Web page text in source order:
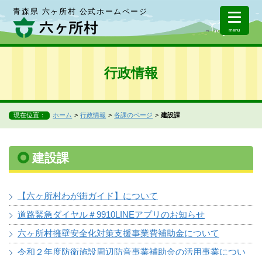
青森県 六ヶ所村 公式ホームページ
menu
行政情報
現在位置： ホーム 行政情報 各課のページ 建設課
建設課
【六ヶ所村わが街ガイド】について
道路緊急ダイヤル＃9910LINEアプリのお知らせ
六ヶ所村擁壁安全化対策支援事業費補助金について
令和２年度防衛施設周辺防音事業補助金の活用事業につい